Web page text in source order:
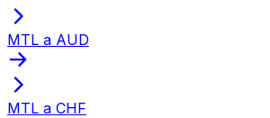
MTL a AUD
MTL a CHF